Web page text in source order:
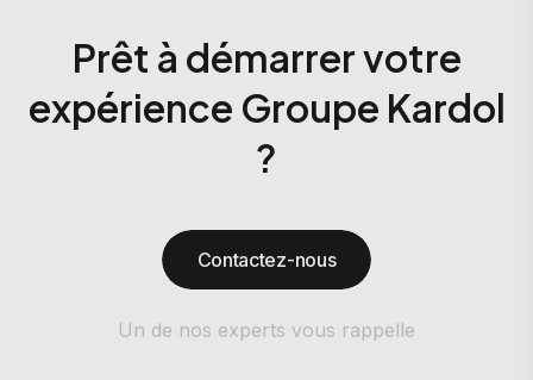
Prêt à démarrer votre
expérience Groupe Kardol
?
Contactez-nous
Un de nos experts vous rappelle